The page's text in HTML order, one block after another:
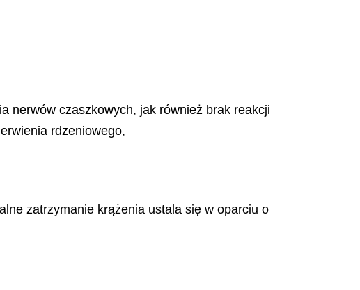
nerwów czaszkowych, jak również brak reakcji
rdzeniowego,
zatrzymanie krążenia ustala się w oparciu o